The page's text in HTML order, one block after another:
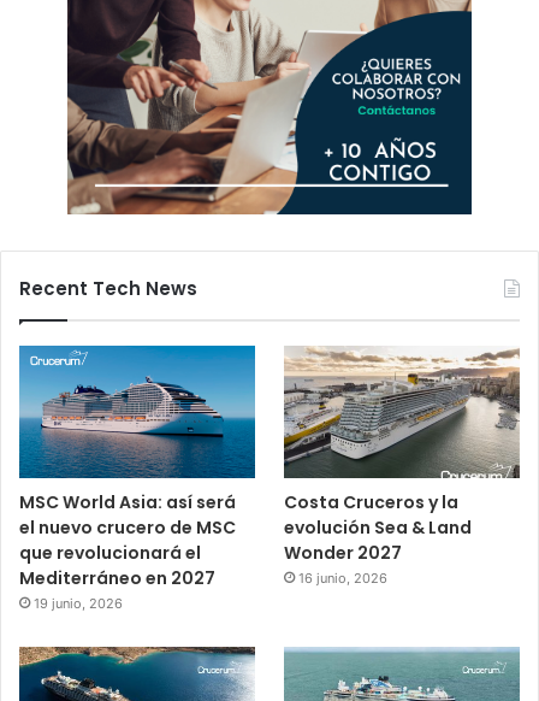
Recent Tech News
MSC World Asia: así será
el nuevo crucero de MSC
que revolucionará el
Mediterráneo en 2027
19 junio, 2026
Costa Cruceros y la
evolución Sea & Land
Wonder 2027
16 junio, 2026